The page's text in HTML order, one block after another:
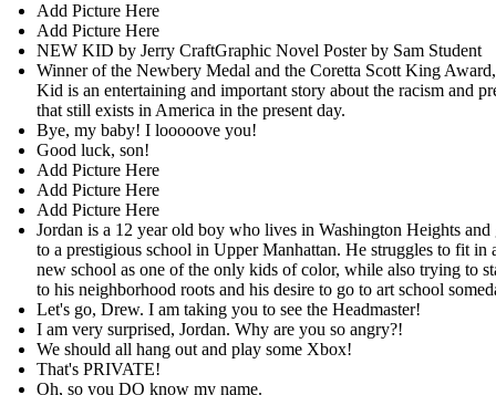
Add Picture Here
Add Picture Here
NEW KID by Jerry CraftGraphic Novel Poster by Sam Student
Winner of the Newbery Medal and the Coretta Scott King
Kid is an entertaining and important story about the racism and
that still exists in America in the present day.
Bye, my baby! I looooove you!
Good luck, son!
Add Picture Here
Add Picture Here
Add Picture Here
Jordan is a 12 year old boy who lives in Washington Heights and
to a prestigious school in Upper Manhattan. He struggles to fit in
new school as one of the only kids of color, while also trying to
to his neighborhood roots and his desire to go to art school
Let's go, Drew. I am taking you to see the Headmaster!
I am very surprised, Jordan. Why are you so angry?!
We should all hang out and play some Xbox!
That's PRIVATE!
Oh, so you DO know my name.